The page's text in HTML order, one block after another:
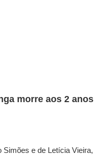
morre aos 2 anos
Simões e de Letícia Vieira,